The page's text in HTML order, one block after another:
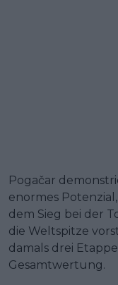
Pogačar
enormes
dem Sieg bei der
die Weltspitze
damals drei
Gesamtwertung.